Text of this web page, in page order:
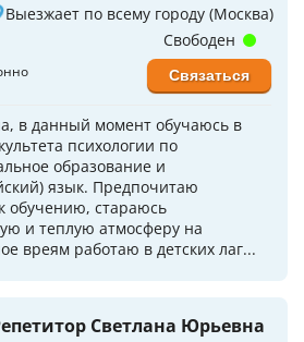
Выезжает по всему городу (Москва)
в данный момент обучаюсь в
психологии по
образование и
язык. Предпочитаю
обучению, стараюсь
и теплую атмосферу на
вреям работаю в детских лаг...
Свободен
Связаться
Светлана Юрьевна